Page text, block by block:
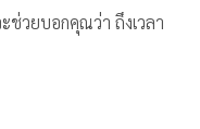
ช่วยบอกคุณว่า ถึงเวลา